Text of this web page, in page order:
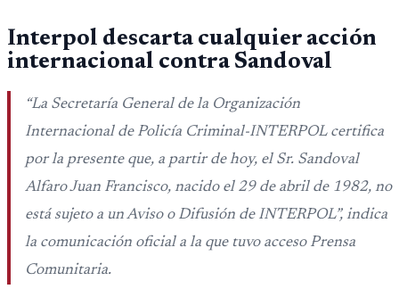
Interpol descarta cualquier acción
internacional contra Sandoval
“La Secretaría General de la Organización
Internacional de Policía Criminal-INTERPOL certifica
por la presente que, a partir de hoy, el Sr. Sandoval
Alfaro Juan Francisco, nacido el 29 de abril de 1982, no
está sujeto a un Aviso o Difusión de INTERPOL”, indica
la comunicación oficial a la que tuvo acceso Prensa
Comunitaria.